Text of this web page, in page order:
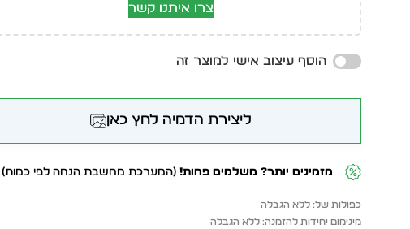
צרו איתנו קשר
הוסף עיצוב אישי למוצר זה
ליצירת הדמיה לחץ כאן
מזמינים יותר? משלמים פחות! (המערכת מחשבת הנחה לפי כמות)
כפולות של: ללא הגבלה
מינימום יחידות להזמנה: ללא הגבלה